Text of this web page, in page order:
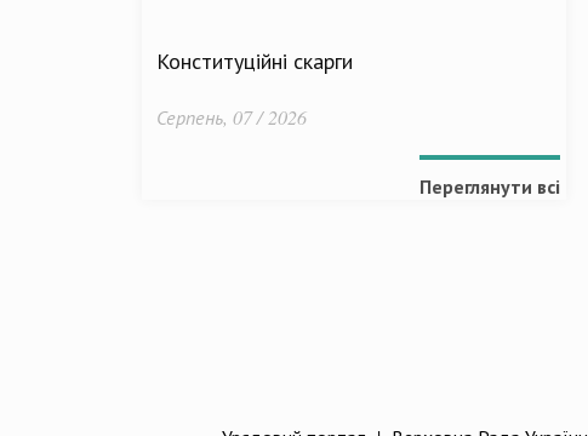
Конституційні скарги
Серпень, 07 / 2026
Переглянути всі